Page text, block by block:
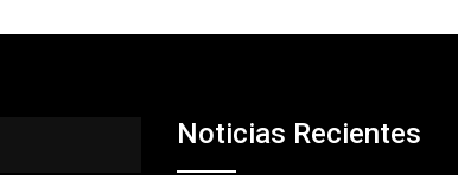
Noticias Recientes